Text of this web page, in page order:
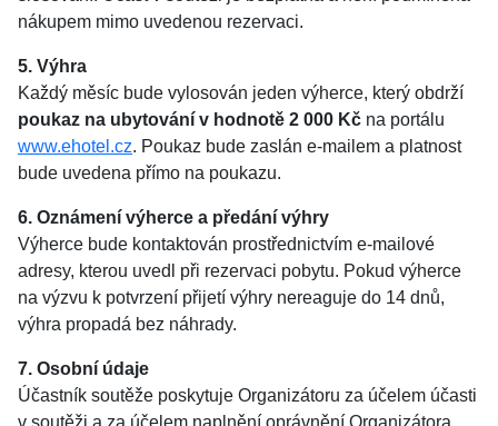
nákupem mimo uvedenou rezervaci.
5. Výhra
Každý měsíc bude vylosován jeden výherce, který obdrží
poukaz na ubytování v hodnotě 2 000 Kč na portálu
www.ehotel.cz. Poukaz bude zaslán e-mailem a platnost
bude uvedena přímo na poukazu.
6. Oznámení výherce a předání výhry
Výherce bude kontaktován prostřednictvím e-mailové
adresy, kterou uvedl při rezervaci pobytu. Pokud výherce
na výzvu k potvrzení přijetí výhry nereaguje do 14 dnů,
výhra propadá bez náhrady.
7. Osobní údaje
Účastník soutěže poskytuje Organizátoru za účelem účasti
v soutěži a za účelem naplnění oprávnění Organizátora